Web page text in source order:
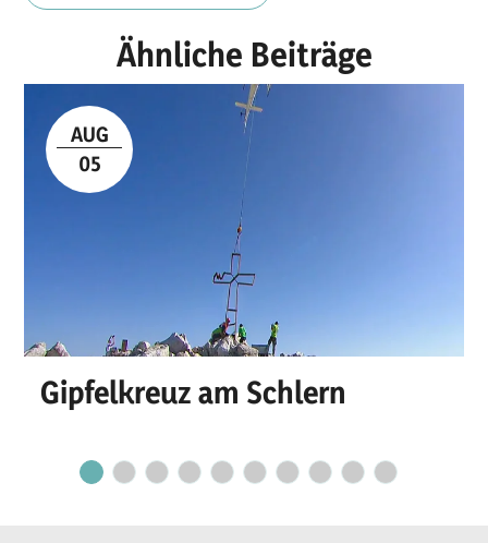
Ähnliche Beiträge
AUG
05
Gipfelkreuz am Schlern